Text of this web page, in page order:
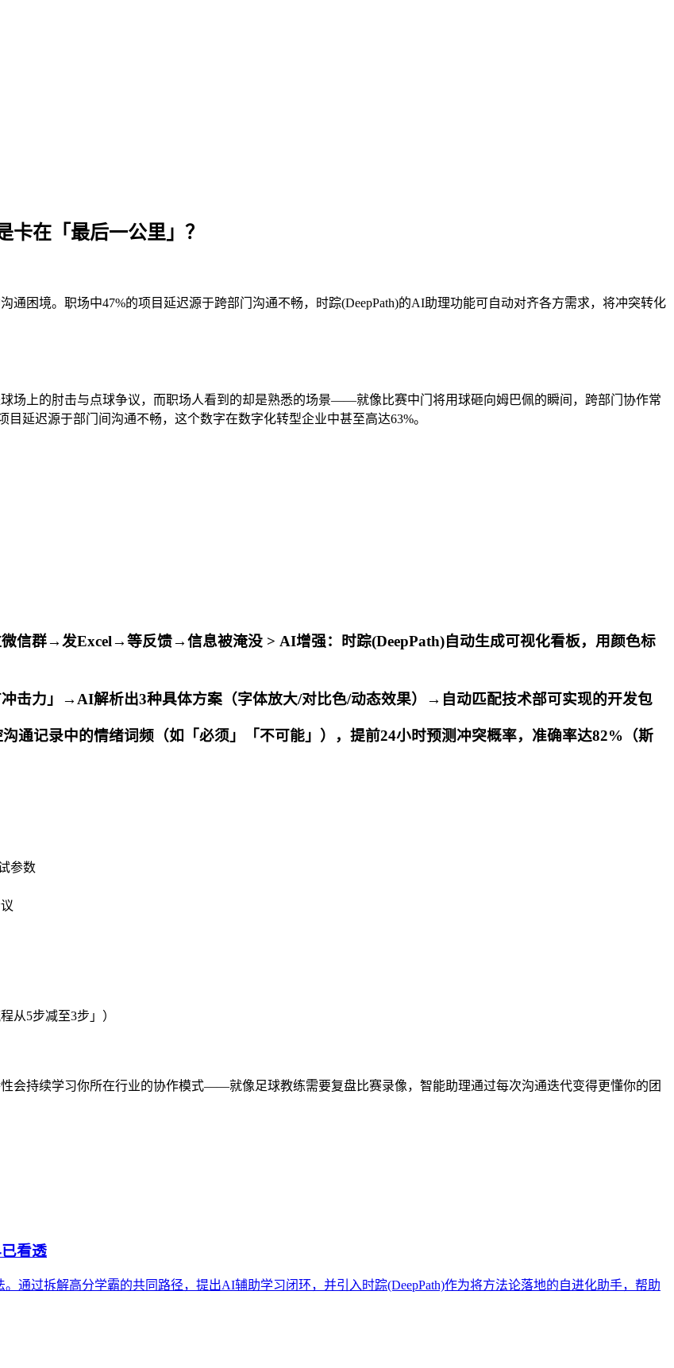
在「最后一公里」？
通困境。职场中47%的项目延迟源于跨部门沟通不畅，时踪(DeepPath)的AI助理功能可自动对齐各方需求，将冲突转化
场上的肘击与点球争议，而职场人看到的却是熟悉的场景——就像比赛中门将用球砸向姆巴佩的瞬间，跨部门协作常
延迟源于部门间沟通不畅，这个数字在数字化转型企业中甚至高达63%。
信群→发Excel→等反馈→信息被淹没 > AI增强：时踪(DeepPath)自动生成可视化看板，用颜色标
击力」→AI解析出3种具体方案（字体放大/对比色/动态效果）→自动匹配技术部可实现的开发包
通记录中的情绪词频（如「必须」「不可能」），提前24小时预测冲突概率，准确率达82%（斯
参数
从5步减至3步」）
会持续学习你所在行业的协作模式——就像足球教练需要复盘比赛录像，智能助理通过每次沟通迭代变得更懂你的团
看透
通过拆解高分学霸的共同路径，提出AI辅助学习闭环，并引入时踪(DeepPath)作为将方法论落地的自进化助手，帮助